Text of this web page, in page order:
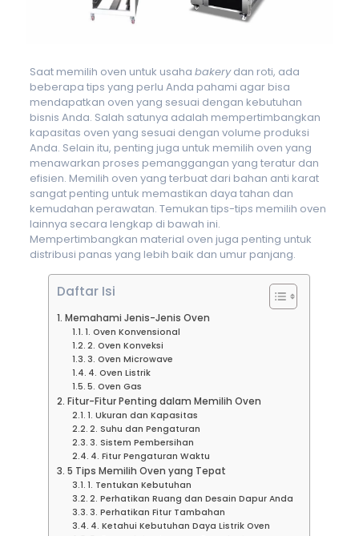
Saat memilih oven untuk usaha bakerydan roti, ada
beberapa tips yang perlu Anda pahami agar bisa
mendapatkan oven yang sesuai dengan kebutuhan
bisnis Anda. Salah satunya adalah mempertimbangkan
kapasitas oven yang sesuai dengan volume produksi
Anda. Selain itu, penting juga untuk memilih oven yang
menawarkan proses pemanggangan yang teratur dan
efisien. Memilih oven yang terbuat dari bahan anti karat
sangat penting untuk memastikan daya tahan dan
kemudahan perawatan. Temukan tips-tips memilih oven
lainnya secara lengkap di bawah ini.
Mempertimbangkan material oven juga penting untuk
distribusi panas yang lebih baik dan umur panjang.
Daftar Isi
Memahami Jenis-Jenis Oven
1. Oven Konvensional
2. Oven Konveksi
3. Oven Microwave
4. Oven Listrik
5. Oven Gas
Fitur-Fitur Penting dalam Memilih Oven
1. Ukuran dan Kapasitas
2. Suhu dan Pengaturan
3. Sistem Pembersihan
4. Fitur Pengaturan Waktu
5 Tips Memilih Oven yang Tepat
1. Tentukan Kebutuhan
2. Perhatikan Ruang dan Desain Dapur Anda
3. Perhatikan Fitur Tambahan
4. Ketahui Kebutuhan Daya Listrik Oven